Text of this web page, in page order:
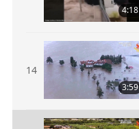
4:18
14
3:59